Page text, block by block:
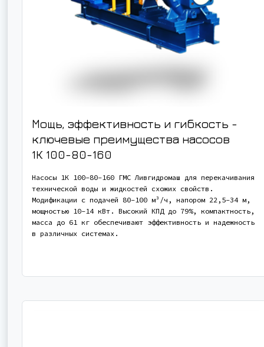
Мощь, эффективность и гибкость -
ключевые преимущества насосов
1К 100-80-160
Насосы 1К 100-80-160 ГМС Ливгидромаш для перекачивания
технической воды и жидкостей схожих свойств.
Модификации с подачей 80-100 м³/ч, напором 22,5-34 м,
мощностью 10-14 кВт. Высокий КПД до 79%, компактность,
масса до 61 кг обеспечивают эффективность и надежность
в различных системах.